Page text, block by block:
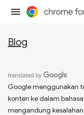
Blog
Google menggunakan
konten ke dalam
mengandung